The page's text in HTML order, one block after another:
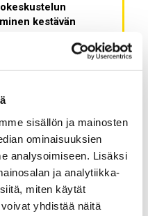
sisällön ja mainosten
ominaisuuksien
analysoimiseen. Lisäksi
ja analytiikka-
miten käytät
yhdistää näitä
kestävän
kurjaa – tämän
kurjaa – tämän
kuluttajan
arjessa